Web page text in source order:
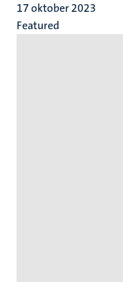
17 oktober 2023
Featured